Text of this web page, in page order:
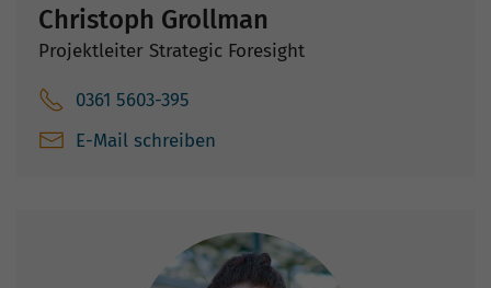
Christoph Grollman
Projektleiter Strategic Foresight
0361 5603-395
E-Mail schreiben